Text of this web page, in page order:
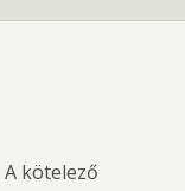
A kötelező